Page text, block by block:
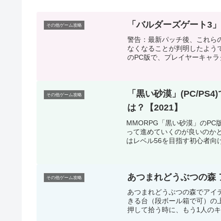
その他ゲーム攻略 「バルダーズゲート3
警告：最新パッチ後、これら
なくなることが判明したよう
のPC版で、プレイヤーキャ
その他ゲーム攻略
「黒い砂漠」(PC/
は？【2021】
MMORPG「黒い砂漠」のPC
って進めていくのが良いのか
はレベル56を目指す初心者向
その他ゲーム攻略 あつまれどうぶつの森
あつまれどうぶつの森でアイ
きる台（段ボール箱で可）
押して拾う時に、もう1人の